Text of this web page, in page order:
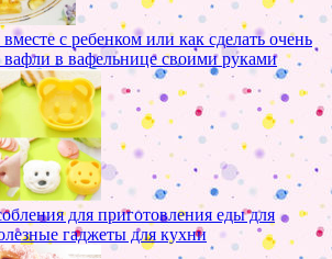
с ребенком или как сделать очень
вафли в вафельнице своими руками
для приготовления еды для
гаджеты для кухни